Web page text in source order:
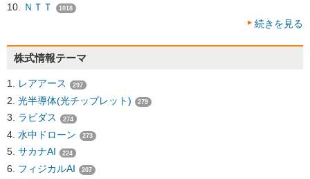
ＮＴＴ 1018
続きを見る
株式情報テーマ
レアアース 297
光半導体(光チップレット) 279
ラピダス 274
水中ドローン 273
サカナAI 224
フィジカルAI 207